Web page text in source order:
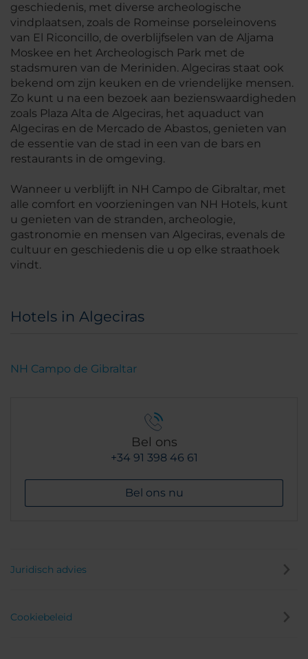
geschiedenis, met diverse archeologische
vindplaatsen, zoals de Romeinse porseleinovens
van El Riconcillo, de overblijfselen van de Aljama
Moskee en het Archeologisch Park met de
stadsmuren van de Meriniden. Algeciras staat ook
bekend om zijn keuken en de vriendelijke mensen.
Zo kunt u na een bezoek aan bezienswaardigheden
zoals Plaza Alta de Algeciras, het aquaduct van
Algeciras en de Mercado de Abastos, genieten van
de essentie van de stad in een van de bars en
restaurants in de omgeving.
Wanneer u verblijft in NH Campo de Gibraltar, met
alle comfort en voorzieningen van NH Hotels, kunt
u genieten van de stranden, archeologie,
gastronomie en mensen van Algeciras, evenals de
cultuur en geschiedenis die u op elke straathoek
vindt.
Hotels in Algeciras
NH Campo de Gibraltar
Bel ons
+34 91 398 46 61
Bel ons nu
Juridisch advies
Cookiebeleid